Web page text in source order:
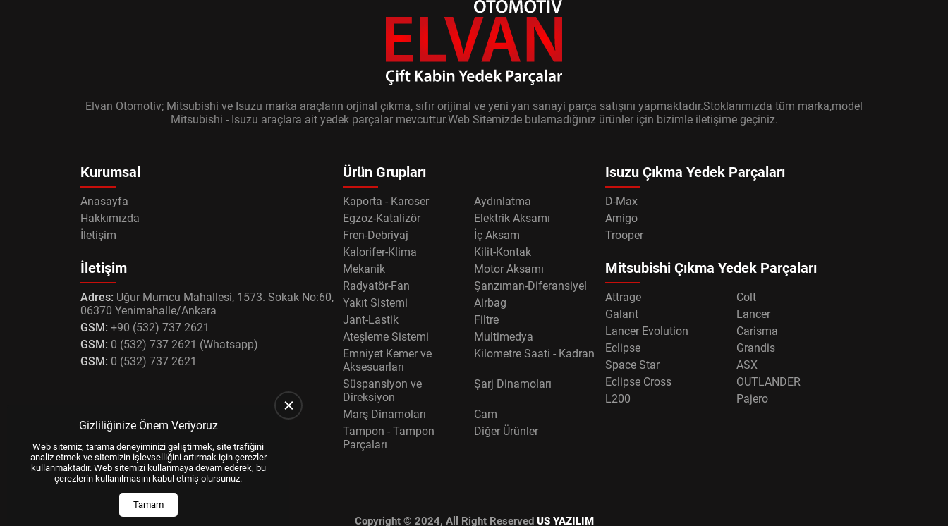
Elvan Otomotiv; Mitsubishi ve Isuzu marka araçların orjinal çıkma, sıfır orijinal ve yeni yan sanayi parça satışını yapmaktadır.Stoklarımızda tüm marka,model
Mitsubishi - Isuzu araçlara ait yedek parçalar mevcuttur.Web Sitemizde bulamadığınız ürünler için bizimle iletişime geçiniz.
Kurumsal
Anasayfa
Hakkımızda
İletişim
İletişim
Adres: Uğur Mumcu Mahallesi, 1573. Sokak No:60,
06370 Yenimahalle/Ankara
GSM: +90 (532) 737 2621
GSM: 0 (532) 737 2621 (Whatsapp)
GSM: 0 (532) 737 2621
Ürün Grupları
Kaporta - Karoser
Aydınlatma
Egzoz-Katalizör
Elektrik Aksamı
Fren-Debriyaj
İç Aksam
Kalorifer-Klima
Kilit-Kontak
Mekanik
Motor Aksamı
Radyatör-Fan
Şanzıman-Diferansiyel
Yakıt Sistemi
Airbag
Jant-Lastik
Filtre
Ateşleme Sistemi
Multimedya
Emniyet Kemer ve
Aksesuarları
Kilometre Saati - Kadran
Süspansiyon ve
Direksiyon
Şarj Dinamoları
Marş Dinamoları
Cam
Tampon - Tampon
Parçaları
Diğer Ürünler
Isuzu Çıkma Yedek Parçaları
D-Max
Amigo
Trooper
Mitsubishi Çıkma Yedek Parçaları
Attrage
Colt
Galant
Lancer
Lancer Evolution
Carisma
Eclipse
Grandis
Space Star
ASX
Eclipse Cross
OUTLANDER
L200
Pajero
Copyright © 2024, All Right Reserved US YAZILIM
Gizliliğinize Önem Veriyoruz
Web sitemiz, tarama deneyiminizi geliştirmek, site trafiğini
analiz etmek ve sitemizin işlevselliğini artırmak için çerezler
kullanmaktadır. Web sitemizi kullanmaya devam ederek, bu
çerezlerin kullanılmasını kabul etmiş olursunuz.
Tamam